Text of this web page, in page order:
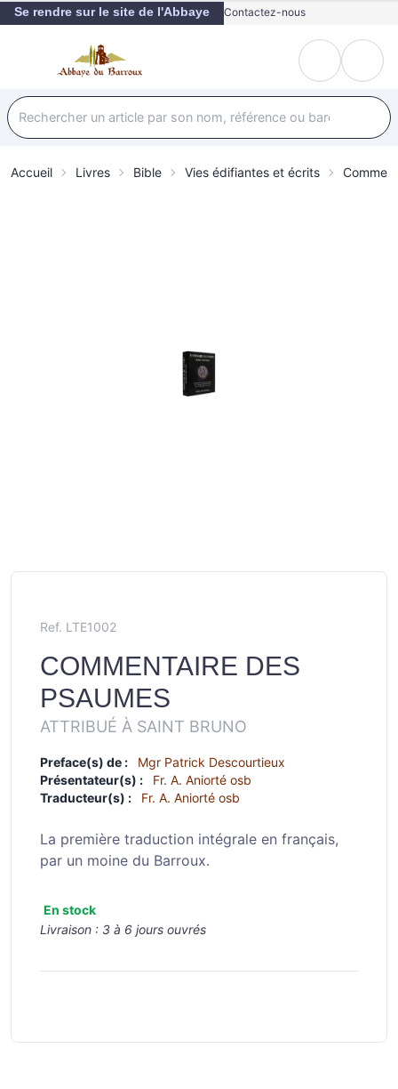
Se rendre sur le site de l'Abbaye Contactez-nous
Accueil Livres Bible Vies édifiantes et écrits
Ref. LTE1002
COMMENTAIRE DES
PSAUMES
ATTRIBUÉ À SAINT BRUNO
Preface(s) de :
Mgr Patrick Descourtieux
Présentateur(s) :
Fr. A. Aniorté osb
Traducteur(s) :
Fr. A. Aniorté osb
La première traduction intégrale en français,
par un moine du Barroux.
En stock
Livraison : 3 à 6 jours ouvrés